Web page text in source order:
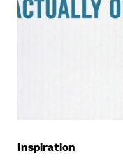
Inspiration